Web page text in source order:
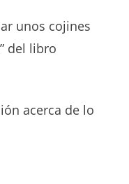
unos cojines
del libro
acerca de lo